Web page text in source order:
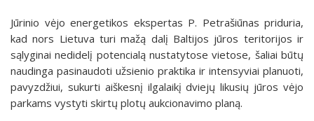
Jūrinio vėjo energetikos ekspertas P. Petrašiūnas priduria,
kad nors Lietuva turi mažą dalį Baltijos jūros teritorijos ir
sąlyginai nedidelį potencialą nustatytose vietose, šaliai būtų
naudinga pasinaudoti užsienio praktika ir intensyviai planuoti,
pavyzdžiui, sukurti aiškesnį ilgalaikį dviejų likusių jūros vėjo
parkams vystyti skirtų plotų aukcionavimo planą.